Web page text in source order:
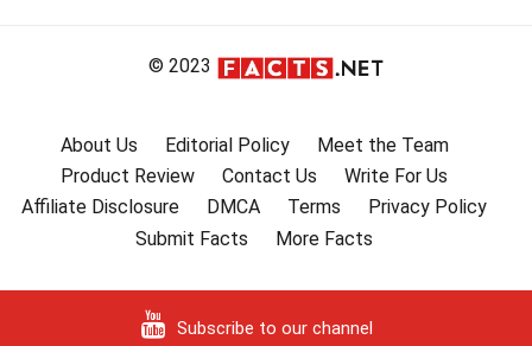
© 2023
About Us Editorial Policy
Meet the Team
Product Review
Contact Us
Write For Us
Affiliate Disclosure
DMCA Terms
Privacy Policy
Submit Facts
More Facts
Subscribe to our channel